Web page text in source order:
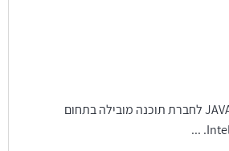
אנו מגייסים מפתח/ת JAVA לחברת תוכנה מובילה בתחום